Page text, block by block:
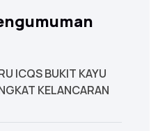
ICQS BUKIT KAYU
KELANCARAN